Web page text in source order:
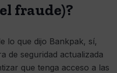
fraude)?
lo que dijo Bankpak, sí,
de seguridad actualizada
que tenga acceso a las